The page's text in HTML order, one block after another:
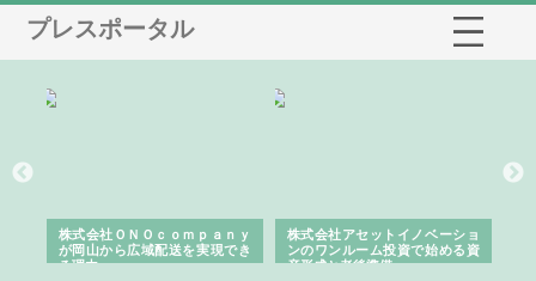
プレスポータル
株式会社ＯＮＯｃｏｍｐａｎｙ
が岡山から広域配送を実現でき
る理由
株式会社アセットイノベーショ
ンのワンルーム投資で始める資
産形成と老後準備